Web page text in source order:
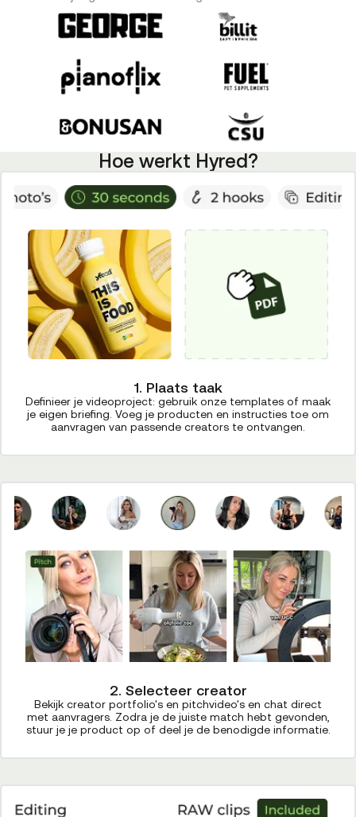
Hoe werkt Hyred?
1. Plaats taak
Definieer je videoproject: gebruik onze templates of maak
je eigen briefing. Voeg je producten en instructies toe om
aanvragen van passende creators te ontvangen.
2. Selecteer creator
Bekijk creator portfolio's en pitchvideo's en chat direct
met aanvragers. Zodra je de juiste match hebt gevonden,
stuur je je product op of deel je de benodigde informatie.